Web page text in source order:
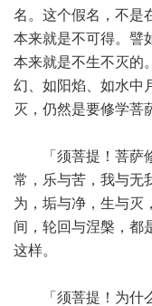
名。这个假名，不是
本来就是不可得。譬
本来就是不生不灭的
幻、如阳焰、如水中
灭，仍然是要修学菩
「须菩提！菩萨修
常，乐与苦，我与无
为，垢与净，生与灭
间，轮回与涅槃，都
这样。
「须菩提！为什么